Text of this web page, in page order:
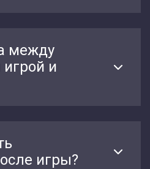
между
игрой и
игры?